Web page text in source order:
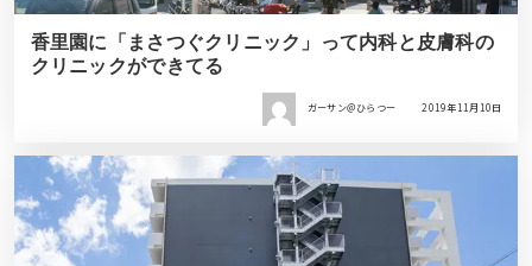
香里園に「まさつぐクリニック」って内科と皮膚科の
クリニックができてる
ガーサン＠ひらつー 2019年11月10日